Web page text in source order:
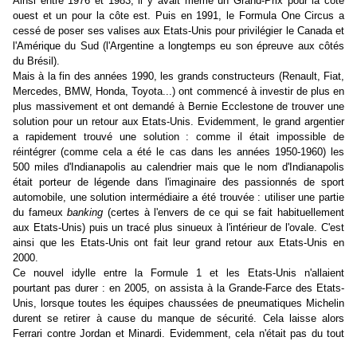
ouest et un pour la côte est. Puis en 1991, le Formula One Circus a
cessé de poser ses valises aux Etats-Unis pour privilégier le Canada et
l'Amérique du Sud (l'Argentine a longtemps eu son épreuve aux côtés
du Brésil).
Mais à la fin des années 1990, les grands constructeurs (Renault, Fiat,
Mercedes, BMW, Honda, Toyota...) ont commencé à investir de plus en
plus massivement et ont demandé à Bernie Ecclestone de trouver une
solution pour un retour aux Etats-Unis. Evidemment, le grand argentier
a rapidement trouvé une solution : comme il était impossible de
réintégrer (comme cela a été le cas dans les années 1950-1960) les
500 miles d'Indianapolis au calendrier mais que le nom d'Indianapolis
était porteur de légende dans l'imaginaire des passionnés de sport
automobile, une solution intermédiaire a été trouvée : utiliser une partie
du fameuxbanking (certes à l'envers de ce qui se fait habituellement
aux Etats-Unis) puis un tracé plus sinueux à l'intérieur de l'ovale. C'est
ainsi que les Etats-Unis ont fait leur grand retour aux Etats-Unis en
2000.
Ce nouvel idylle entre la Formule 1 et les Etats-Unis n'allaient
pourtant pas durer : en 2005, on assista à la Grande-Farce des Etats-
Unis, lorsque toutes les équipes chaussées de pneumatiques Michelin
durent se retirer à cause du manque de sécurité. Cela laisse alors
Ferrari contre Jordan et Minardi. Evidemment, cela n'était pas du tout